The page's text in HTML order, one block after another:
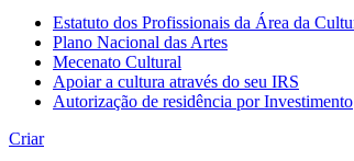
Estatuto dos Profissionais da Área da
Plano Nacional das Artes
Mecenato Cultural
Apoiar a cultura através do seu IRS
Autorização de residência por Investimento
Criar